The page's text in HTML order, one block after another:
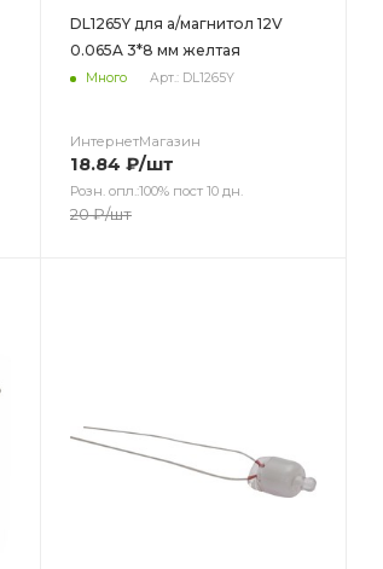
DL1265Y для а/магнитол 12V
0.065A 3*8 мм желтая
Много Арт.: DL1265Y
ИнтернетМагазин
18.84 ₽/шт
Розн. опл.:100% пост 10 дн.
20₽/шт